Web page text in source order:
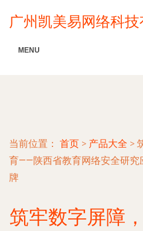
广州凯美易网络科技
MENU
当前位置： 首页 > 产品大全 >
育——陕西省教育网络安全研究
牌
筑牢数字屏障